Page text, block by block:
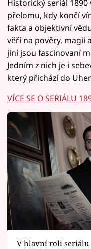
Historický seriál
přelomu, kdy končí
fakta a objektivní
věří na pověry, magii
jiní jsou fascinovaní
Jedním z nich je i
který přichází do
VÍCE SE O SERIÁLU
V hlavní roli seriálu